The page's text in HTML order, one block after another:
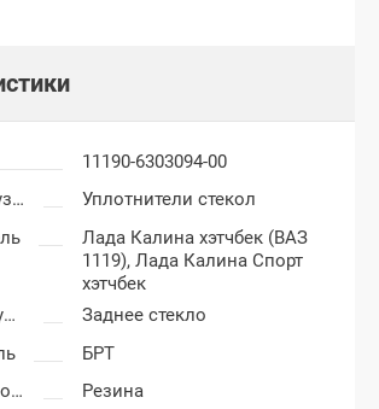
11190-6303094-00
Компонент кузова
Уплотнители стекол
Лада Калина хэтчбек (ВАЗ
1119),Лада Калина Спорт
хэтчбек
Применение уплотнителя
Заднее стекло
БРТ
Материал уплотнителя
Резина